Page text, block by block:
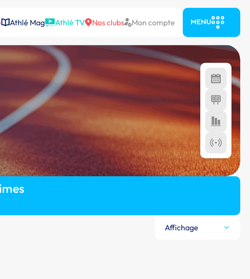
Athlé Mag Athlé TV Nos clubs Mon compte MENU
Affichage